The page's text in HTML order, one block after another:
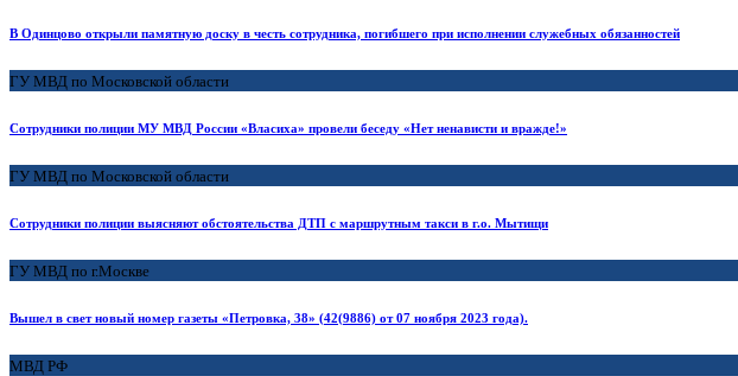
В Одинцово открыли памятную доску в честь сотрудника, погибшего при исполнении служебных обязанностей
ГУ МВД по Московской области
Сотрудники полиции МУ МВД России «Власиха» провели беседу «Нет ненависти и вражде!»
ГУ МВД по Московской области
Сотрудники полиции выясняют обстоятельства ДТП с маршрутным такси в г.о. Мытищи
ГУ МВД по г.Москве
Вышел в свет новый номер газеты «Петровка, 38» (42(9886) от 07 ноября 2023 года).
МВД РФ